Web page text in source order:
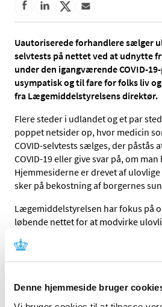
Denne hjemmeside bruger
Uautoriserede forhandlere sælger
selvtests på nettet ved at udnytte
under den igangværende COVID-
usympatisk og til fare for folks liv
fra Lægemiddelstyrelsens direktør.
Flere steder i udlandet og et par
poppet netsider op, hvor medicin
COVID-selvtests sælges, der påstås
COVID-19 eller give svar på, om
Hjemmesiderne er drevet af
sker på bekostning af borgernes
Lægemiddelstyrelsen har fokus på
løbende nettet for at modvirke
medicin og medicinsk udstyr.
- Det er folk, der slår plat på den